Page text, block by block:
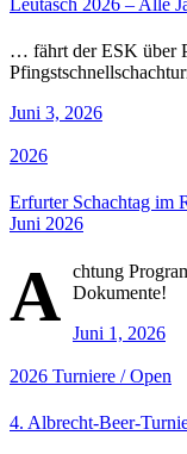
… fährt der ESK über
Juni 3, 2026
2026
Erfurter Schachtag im
Juni 2026
A chtung
Dokumente!
Juni 1, 2026
2026 Turniere / Open
4. Albrecht-Beer-